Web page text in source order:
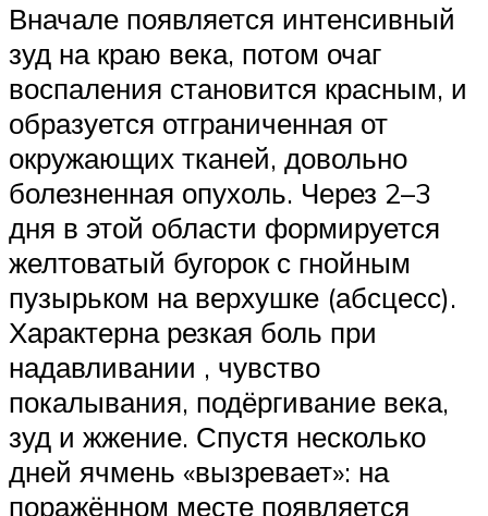
Вначале появляется интенсивный
зуд на краю века, потом очаг
воспаления становится красным, и
образуется отграниченная от
окружающих тканей, довольно
болезненная опухоль. Через 2–3
дня в этой области формируется
желтоватый бугорок с гнойным
пузырьком на верхушке (абсцесс).
Характерна резкая боль при
надавливании , чувство
покалывания, подёргивание века,
зуд и жжение. Спустя несколько
дней ячмень «вызревает»: на
поражённом месте появляется